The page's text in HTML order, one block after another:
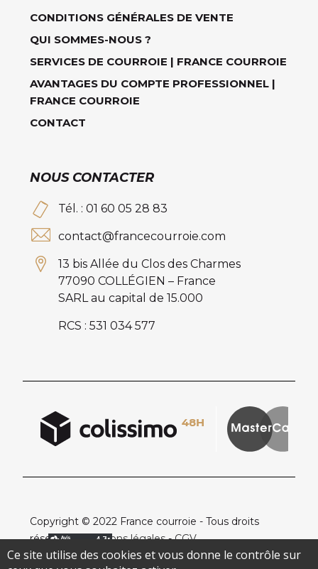
CONDITIONS GÉNÉRALES DE VENTE
QUI SOMMES-NOUS ?
SERVICES DE COURROIE | FRANCE COURROIE
AVANTAGES DU COMPTE PROFESSIONNEL |
FRANCE COURROIE
CONTACT
NOUS CONTACTER
Tél. : 01 60 05 28 83
contact@francecourroie.com
13 bis Allée du Clos des Charmes
77090 COLLÉGIEN – France
SARL au capital de 15.000
RCS : 531 034 577
Copyright © 2022 France courroie - Tous droits
réservés -
Mentions légales-CGV
Ce site utilise des cookies et vous donne le contrôle sur